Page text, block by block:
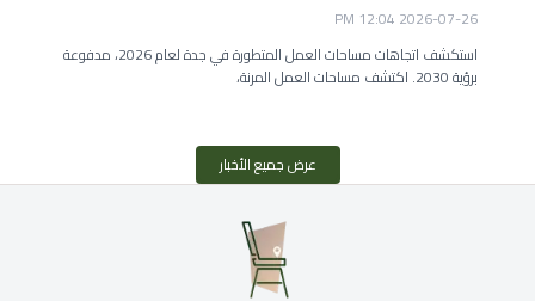
2026-07-26 12:04 PM
استكشف اتجاهات مساحات العمل المتطورة في جدة لعام 2026، مدفوعة
برؤية 2030. اكتشف مساحات العمل المرنة،
عرض جميع الأخبار